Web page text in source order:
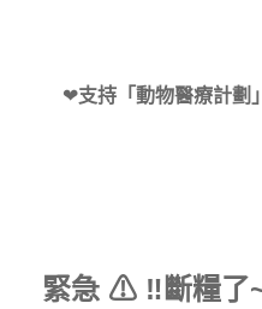
❤支持「動物醫療計劃」
緊急 ⚠ ‼斷糧了